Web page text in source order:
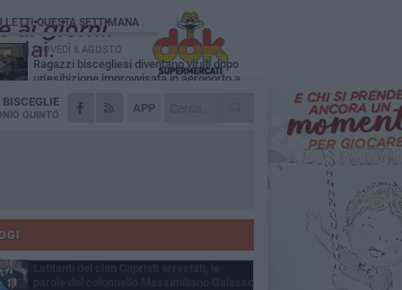
APP
BISCEGLIE
QUINTO
LETTI QUESTA SETTIMANA
GIOVEDÌ 6 AGOSTO
Ragazzi biscegliesi diventano virali dopo
un'esibizione improvvisata in aeroporto a
MARTEDÌ 4 AGOSTO
Emergenza caldo, il Comune di Bisceglie
Due auto incendiate nella notte in via Dieta
SABATO 8 AGOSTO
parole del colonnello Massimiliano Galasso